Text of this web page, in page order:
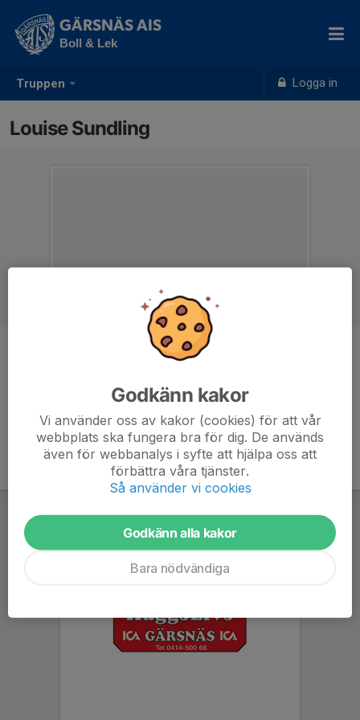
Truppen Logga in
GÄRSNÄS AIS
Boll & Lek
Louise Sundling
Ledare
Godkänn kakor
Vi använder oss av kakor (cookies) för att vår
webbplats ska fungera bra för dig. De används
även för webbanalys i syfte att hjälpa oss att
förbättra våra tjänster.
Så använder vi cookies
Godkänn alla kakor
Bara nödvändiga